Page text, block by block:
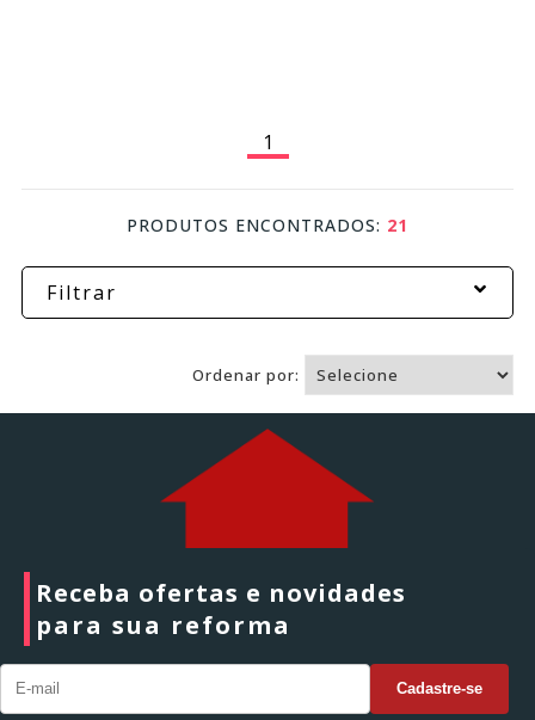
1
PRODUTOS ENCONTRADOS: 21
Filtrar
Ordenar por:
Receba ofertas e novidades
para sua reforma